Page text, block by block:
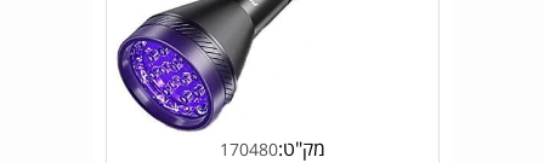
מק"ט:170480